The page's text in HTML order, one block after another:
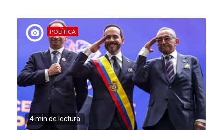
POLÍTICA
4 min de lectura